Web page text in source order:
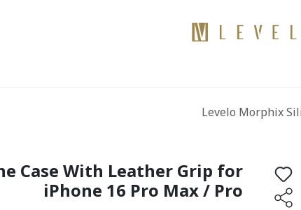
Levelo Morphix
Case With Leather Grip for
iPhone 16 Pro Max / Pro